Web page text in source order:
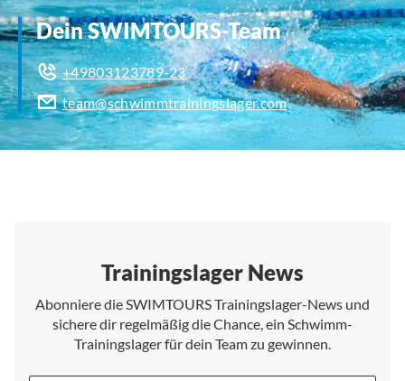
Dein SWIMTOURS-Team
+49803123789-23
team@schwimmtrainingslager.com
Trainingslager News
Abonniere die SWIMTOURS Trainingslager-News und
sichere dir regelmäßig die Chance, ein Schwimm-
Trainingslager für dein Team zu gewinnen.